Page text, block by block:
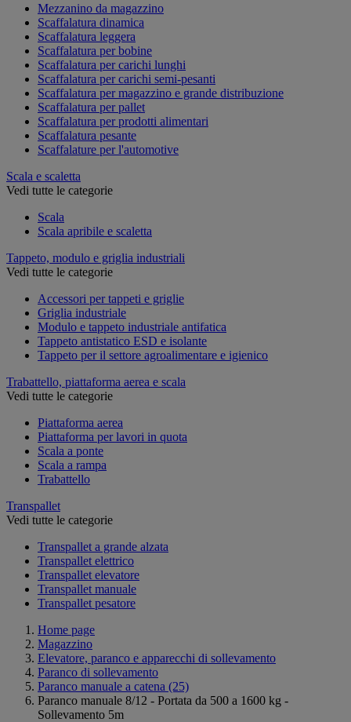
Mezzanino da magazzino
Scaffalatura dinamica
Scaffalatura leggera
Scaffalatura per bobine
Scaffalatura per carichi lunghi
Scaffalatura per carichi semi-pesanti
Scaffalatura per magazzino e grande distribuzione
Scaffalatura per pallet
Scaffalatura per prodotti alimentari
Scaffalatura pesante
Scaffalature per l'automotive
Scala e scaletta
Vedi tutte le categorie
Scala
Scala apribile e scaletta
Tappeto, modulo e griglia industriali
Vedi tutte le categorie
Accessori per tappeti e griglie
Griglia industriale
Modulo e tappeto industriale antifatica
Tappeto antistatico ESD e isolante
Tappeto per il settore agroalimentare e igienico
Trabattello, piattaforma aerea e scala
Vedi tutte le categorie
Piattaforma aerea
Piattaforma per lavori in quota
Scala a ponte
Scala a rampa
Trabattello
Transpallet
Vedi tutte le categorie
Transpallet a grande alzata
Transpallet elettrico
Transpallet elevatore
Transpallet manuale
Transpallet pesatore
Home page
Magazzino
Elevatore, paranco e apparecchi di sollevamento
Paranco di sollevamento
Paranco manuale a catena (25)
Paranco manuale 8/12 - Portata da 500 a 1600 kg -
Sollevamento 5m